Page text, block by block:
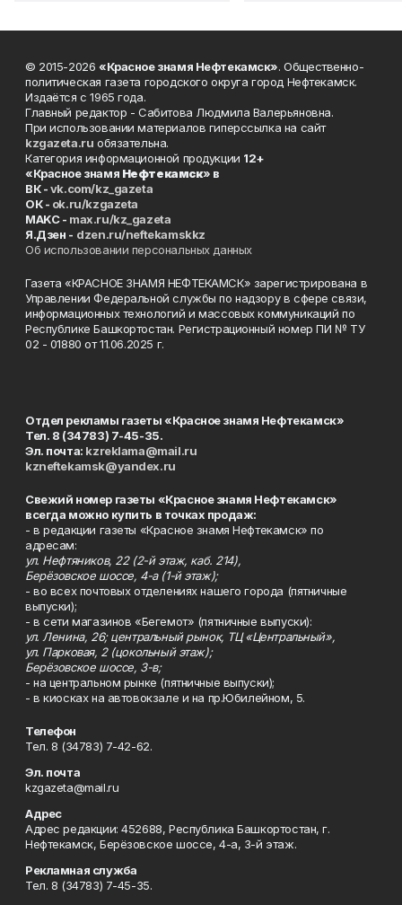
© 2015-2026 «Красное знамя Нефтекамск». Общественно-
политическая газета городского округа город Нефтекамск.
Издаётся с 1965 года.
Главный редактор - Сабитова Людмила Валерьяновна.
При использовании материалов гиперссылка на сайт
kzgazeta.ru обязательна.
Категория информационной продукции 12+
«Красное знамя Нефтекамск» в
ВК -vk.com/kz_gazeta
ОК - ok.ru/kzgazeta
MAKC - max.ru/kz_gazeta
Я.Дзен - dzen.ru/neftekamskkz
Об использовании персональных данных
Газета «КРАСНОЕ ЗНАМЯ НЕФТЕКАМСК» зарегистрирована в
Управлении Федеральной службы по надзору в сфере связи,
информационных технологий и массовых коммуникаций по
Республике Башкортостан. Регистрационный номер ПИ № ТУ
02 - 01880 от 11.06.2025 г.
Отдел рекламы газеты «Красное знамя Нефтекамск»
Тел. 8 (34783) 7-45-35.
Эл. почта: kzreklama@mail.ru
kzneftekamsk@yandex.ru
Свежий номер газеты «Красное знамя Нефтекамск»
всегда можно купить в точках продаж:
- в редакции газеты «Красное знамя Нефтекамск» по
адресам:
ул. Нефтяников, 22 (2-й этаж, каб. 214),
Берёзовское шоссе, 4-а (1-й этаж);
- во всех почтовых отделениях нашего города (пятничные
выпуски);
- в сети магазинов «Бегемот» (пятничные выпуски):
ул. Ленина, 26; центральный рынок, ТЦ «Центральный»,
ул. Парковая, 2 (цокольный этаж);
Берёзовское шоссе, 3-в;
- на центральном рынке (пятничные выпуски);
- в киосках на автовокзале и на пр.Юбилейном, 5.
Телефон
Тел. 8 (34783) 7-42-62.
Эл. почта
kzgazeta@mail.ru
Адрес
Адрес редакции: 452688, Республика Башкортостан, г.
Нефтекамск, Берёзовское шоссе, 4-а, 3-й этаж.
Рекламная служба
Тел. 8 (34783) 7-45-35.